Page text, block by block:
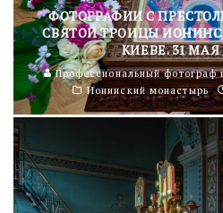
ФОТОГРАФИИ С
СВЯТОЙ ТРОИЦЫ
КИЕВЕ. 31 МАЯ
Профессиональный фотограф
Ионинский монастырь